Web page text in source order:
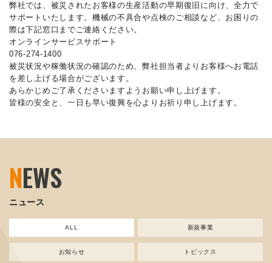
弊社では、被災されたお客様の生産活動の早期復旧に向け、全力で
サポートいたします。機械の不具合や点検のご相談など、お困りの
際は下記窓口までご連絡ください。
オンラインサービスサポート
076-274-1400
被災状況や稼働状況の確認のため、弊社担当者よりお客様へお電話
を差し上げる場合がございます。
あらかじめご了承くださいますようお願い申し上げます。
皆様の安全と、一日も早い復興を心よりお祈り申し上げます。
NEWS
ニュース
ALL 新規事業
お知らせ トピックス